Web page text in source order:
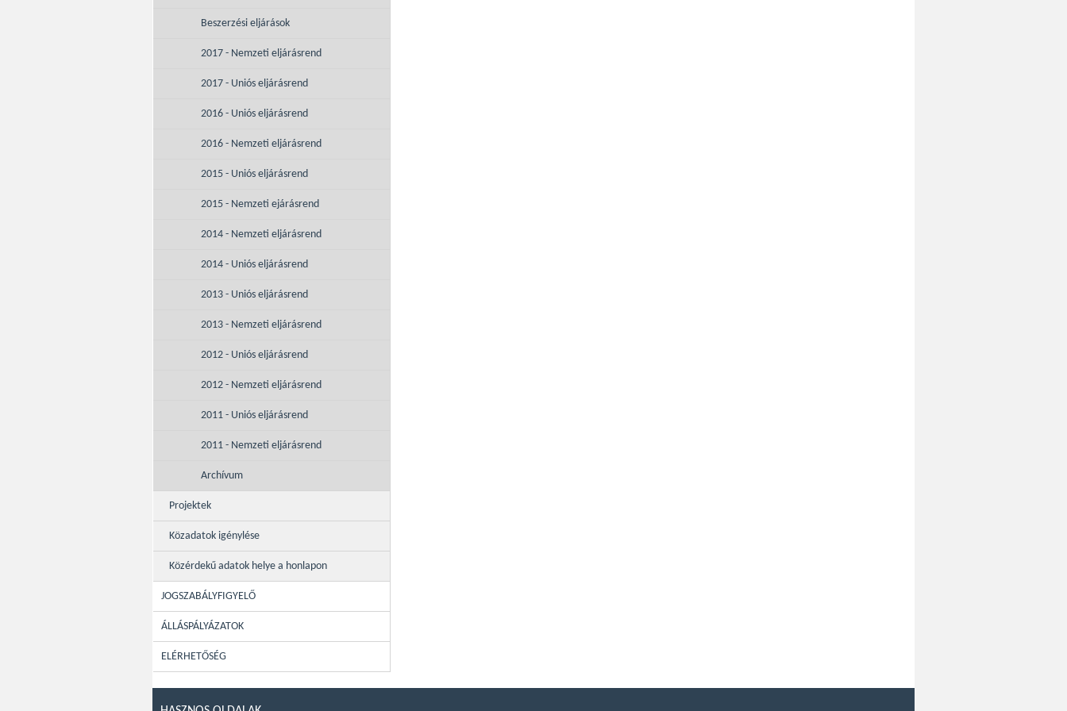
Beszerzési eljárások
2017 - Nemzeti eljárásrend
2017 - Uniós eljárásrend
2016 - Uniós eljárásrend
2016 - Nemzeti eljárásrend
2015 - Uniós eljárásrend
2015 - Nemzeti ejárásrend
2014 - Nemzeti eljárásrend
2014 - Uniós eljárásrend
2013 - Uniós eljárásrend
2013 - Nemzeti eljárásrend
2012 - Uniós eljárásrend
2012 - Nemzeti eljárásrend
2011 - Uniós eljárásrend
2011 - Nemzeti eljárásrend
Archívum
Projektek
Közadatok igénylése
Közérdekű adatok helye a honlapon
JOGSZABÁLYFIGYELŐ
ÁLLÁSPÁLYÁZATOK
ELÉRHETŐSÉG